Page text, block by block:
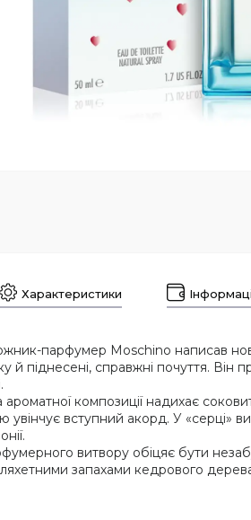
Характеристики
парфумер Moschino написав
й піднесені, справжні почуття.
ароматної композиції надихає
вступний акорд. У «серці»
витвору обіцяє бути
запахами кедрового